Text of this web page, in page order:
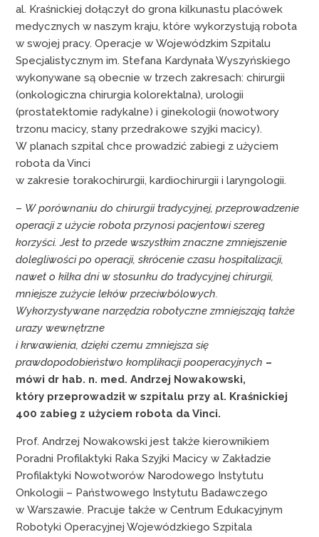
al. Kraśnickiej dołączył do grona kilkunastu placówek
medycznych w naszym kraju, które wykorzystują robota
w swojej pracy. Operacje w Wojewódzkim Szpitalu
Specjalistycznym im. Stefana Kardynała Wyszyńskiego
wykonywane są obecnie w trzech zakresach: chirurgii
(onkologiczna chirurgia kolorektalna), urologii
(prostatektomie radykalne) i ginekologii (nowotwory
trzonu macicy, stany przedrakowe szyjki macicy).
W planach szpital chce prowadzić zabiegi z użyciem
robota da Vinci
w zakresie torakochirurgii, kardiochirurgii i laryngologii.
– W porównaniu do chirurgii tradycyjnej, przeprowadzenie
operacji z użycie robota przynosi pacjentowi szereg
korzyści. Jest to przede wszystkim znaczne zmniejszenie
dolegliwości po operacji, skrócenie czasu hospitalizacji,
nawet o kilka dni w stosunku do tradycyjnej chirurgii,
mniejsze zużycie leków przeciwbólowych.
Wykorzystywane narzędzia robotyczne zmniejszają także
urazy wewnętrzne
i krwawienia, dzięki czemu zmniejsza się
prawdopodobieństwo komplikacji pooperacyjnych –
mówi dr hab. n. med. Andrzej Nowakowski,
który przeprowadził w szpitalu przy al. Kraśnickiej
400 zabieg z użyciem robota da Vinci.
Prof. Andrzej Nowakowski jest także kierownikiem
Poradni Profilaktyki Raka Szyjki Macicy w Zakładzie
Profilaktyki Nowotworów Narodowego Instytutu
Onkologii – Państwowego Instytutu Badawczego
w Warszawie. Pracuje także w Centrum Edukacyjnym
Robotyki Operacyjnej Wojewódzkiego Szpitala